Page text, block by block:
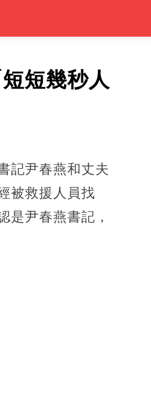
短幾秒人
記尹春燕和丈夫
被救援人員找
是尹春燕書記，